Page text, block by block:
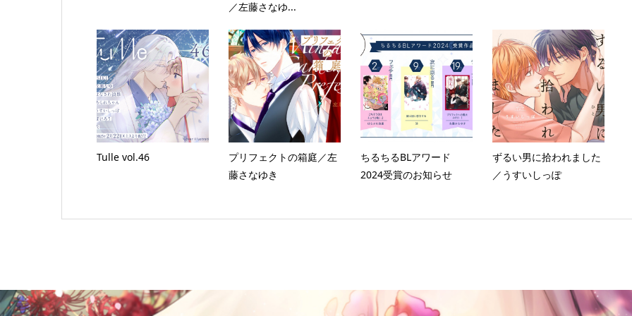
／左藤さなゆ...
Tulle vol.46
プリフェクトの箱庭／左
藤さなゆき
ちるちるBLアワード
2024受賞のお知らせ
ずるい男に拾われました
／うすいしっぽ